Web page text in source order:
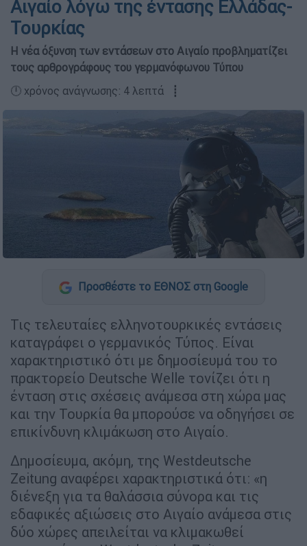
Αιγαίο λόγω της έντασης Ελλάδας-
Τουρκίας
Η νέα όξυνση των εντάσεων στο Αιγαίο προβληματίζει
τους αρθρογράφους του γερμανόφωνου Τύπου
🕛 χρόνος ανάγνωσης: 4 λεπτά ┋
Προσθέστε το ΕΘΝΟΣ στη Google
Τις τελευταίες ελληνοτουρκικές εντάσεις
καταγράφει ο γερμανικός Τύπος. Είναι
χαρακτηριστικό ότι με δημοσίευμά του το
πρακτορείο Deutsche Welle τονίζει ότι η
ένταση στις σχέσεις ανάμεσα στη χώρα μας
και την Τουρκία θα μπορούσε να οδηγήσει σε
επικίνδυνη κλιμάκωση στο Αιγαίο.
Δημοσίευμα, ακόμη, της Westdeutsche
Zeitung αναφέρει χαρακτηριστικά ότι: «η
διένεξη για τα θαλάσσια σύνορα και τις
εδαφικές αξιώσεις στο Αιγαίο ανάμεσα στις
δύο χώρες απειλείται να κλιμακωθεί